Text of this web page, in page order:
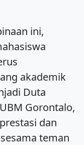
ini,
akademik
Duta
Gorontalo,
dan
teman